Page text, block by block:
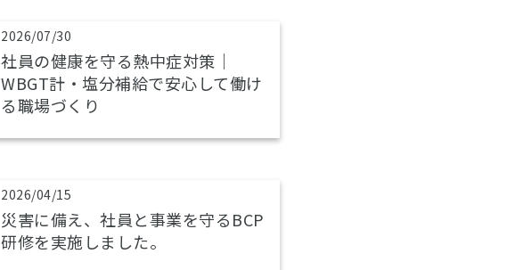
2026/07/30
社員の健康を守る熱中症対策｜
WBGT計・塩分補給で安心して働け
る職場づくり
2026/04/15
災害に備え、社員と事業を守るBCP
研修を実施しました。